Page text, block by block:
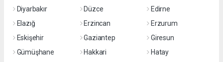
Diyarbakır
Düzce
Edirne
Elazığ
Erzincan
Erzurum
Eskişehir
Gaziantep
Giresun
Gümüşhane
Hakkari
Hatay